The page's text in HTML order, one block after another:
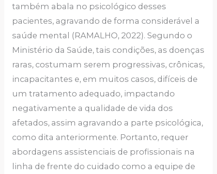
também abala no psicológico desses
pacientes, agravando de forma considerável a
saúde mental (RAMALHO, 2022). Segundo o
Ministério da Saúde, tais condições, as doenças
raras, costumam serem progressivas, crônicas,
incapacitantes e, em muitos casos, difíceis de
um tratamento adequado, impactando
negativamente a qualidade de vida dos
afetados, assim agravando a parte psicológica,
como dita anteriormente. Portanto, requer
abordagens assistenciais de profissionais na
linha de frente do cuidado como a equipe de